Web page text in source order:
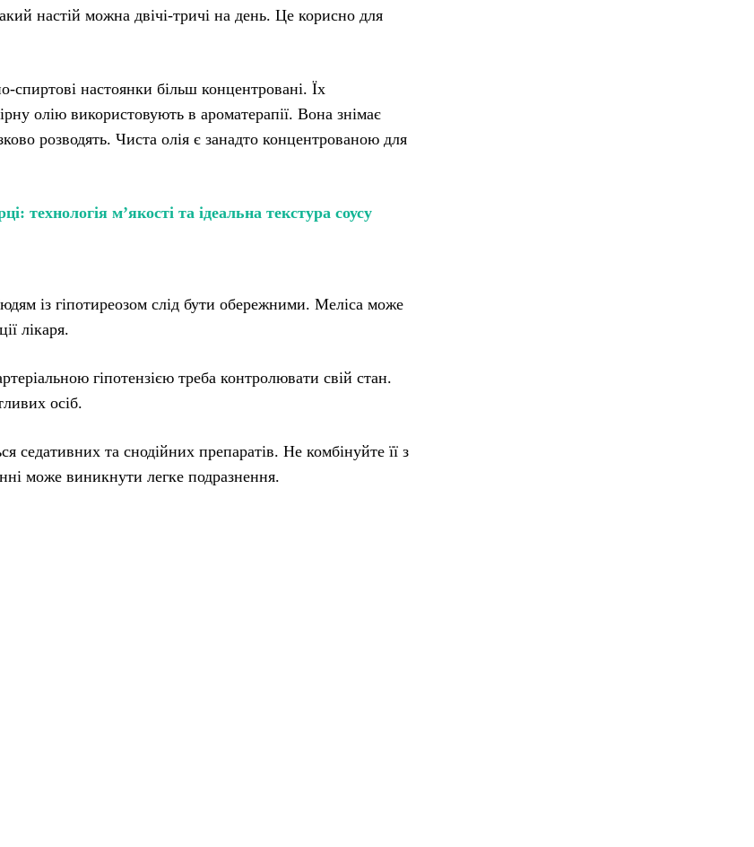
настій можна двічі-тричі на день. Це корисно для
спиртові настоянки більш концентровані. Їх
олію використовують в ароматерапії. Вона знімає
розводять. Чиста олія є занадто концентрованою для
технологія м’якості та ідеальна текстура соусу
із гіпотиреозом слід бути обережними. Меліса може
лікаря.
гіпотензією треба контролювати свій стан.
осіб.
седативних та снодійних препаратів. Не комбінуйте її з
може виникнути легке подразнення.